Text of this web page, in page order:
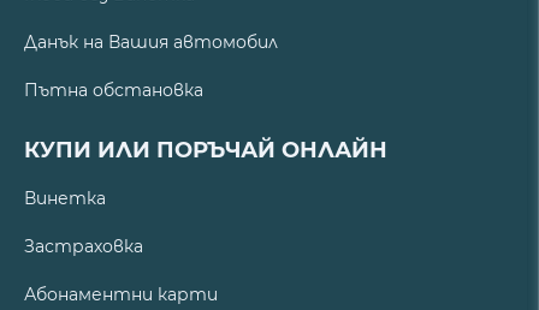
Данък на Вашия автомобил
Пътна обстановка
КУПИ ИЛИ ПОРЪЧАЙ ОНЛАЙН
Винетка
Застраховка
Абонаментни карти